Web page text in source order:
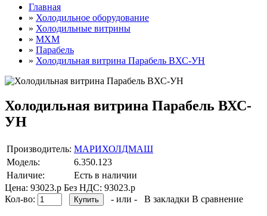
Главная
» Холодильное оборудование
» Холодильные витрины
» МХМ
» Парабель
» Холодильная витрина Парабель ВХС-УН
Холодильная витрина Парабель ВХС-
УН
Производитель: МАРИХОЛДМАШ
Модель:
6.350.123
Наличие:
Есть в наличии
Цена: 93023.р Без НДС: 93023.р
Кол-во:
- или - В закладки В сравнение